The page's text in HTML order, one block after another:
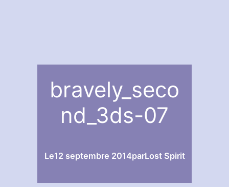
bravely_seco
nd_3ds-07
Le12 septembre 2014parLost Spirit